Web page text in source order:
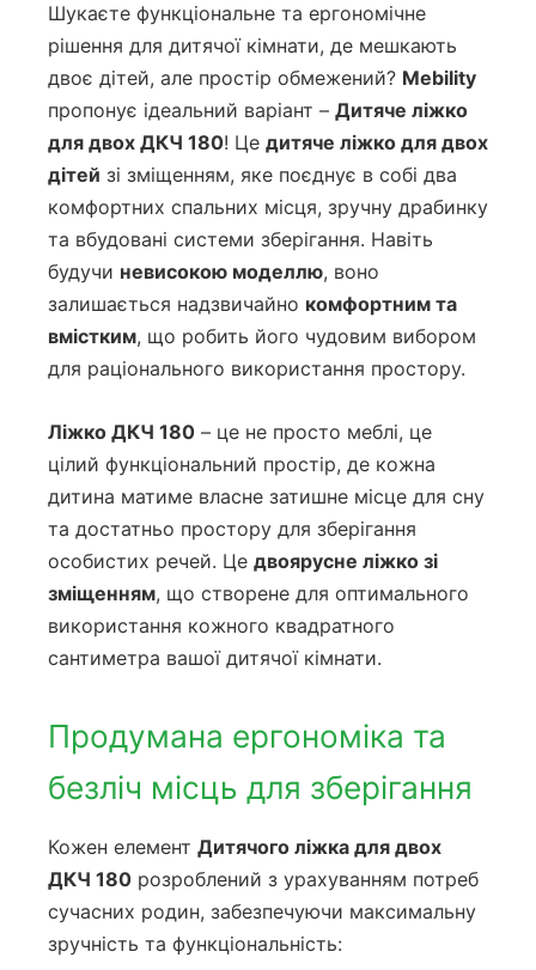
Шукаєте функціональне та ергономічне
рішення для дитячої кімнати, де мешкають
двоє дітей, але простір обмежений? Mebility
пропонує ідеальний варіант – Дитяче ліжко
для двох ДКЧ 180! Це дитяче ліжко для двох
дітей зі зміщенням, яке поєднує в собі два
комфортних спальних місця, зручну драбинку
та вбудовані системи зберігання. Навіть
будучи невисокою моделлю, воно
залишається надзвичайно комфортним та
вмістким, що робить його чудовим вибором
для раціонального використання простору.
Ліжко ДКЧ 180 – це не просто меблі, це
цілий функціональний простір, де кожна
дитина матиме власне затишне місце для сну
та достатньо простору для зберігання
особистих речей. Це двоярусне ліжко зі
зміщенням, що створене для оптимального
використання кожного квадратного
сантиметра вашої дитячої кімнати.
Продумана ергономіка та
безліч місць для зберігання
Кожен елемент Дитячого ліжка для двох
ДКЧ 180 розроблений з урахуванням потреб
сучасних родин, забезпечуючи максимальну
зручність та функціональність: